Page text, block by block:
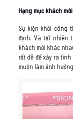
Hạng mục khách
Sự kiện khởi công
định. Và tất nhiên
khách mời khác
rất dễ để xảy ra
muộn làm ảnh